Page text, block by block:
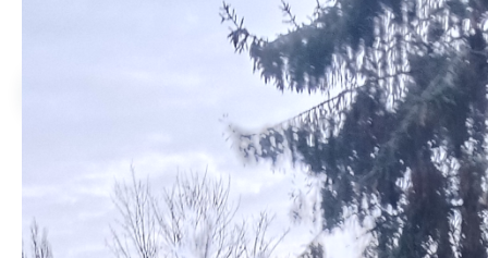
propose ce serviceà Clichy (92110)
1 annonce
Description de l'annonce
N'hésitez pas contact moi